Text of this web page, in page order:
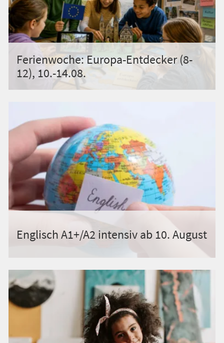
Ferienwoche: Europa-Entdecker (8-
12), 10.-14.08.
Englisch A1+/A2 intensiv ab 10. August